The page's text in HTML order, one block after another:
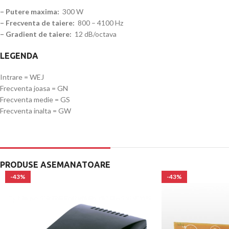
– Putere maxima: 300 W
– Frecventa de taiere: 800 – 4100 Hz
– Gradient de taiere: 12 dB/octava
LEGENDA
Intrare = WEJ
Frecventa joasa = GN
Frecventa medie = GS
Frecventa inalta = GW
PRODUSE ASEMANATOARE
-43% -43%